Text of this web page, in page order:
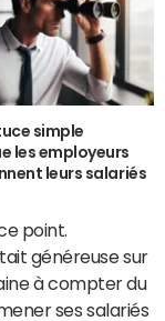
simple
les employeurs
leurs salariés
point.
généreuse sur
à compter du
ses salariés